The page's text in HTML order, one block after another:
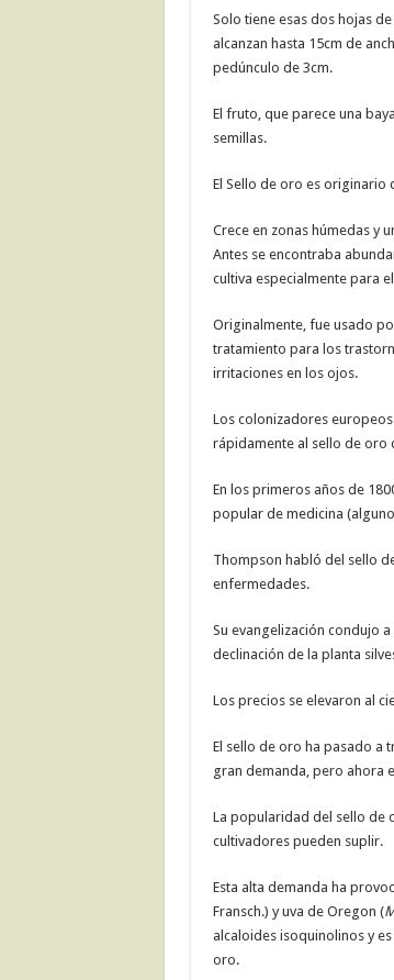
Solo tiene esas dos hojas
alcanzan hasta 15cm de
pedúnculo de 3cm.
El fruto, que parece una
semillas.
El Sello de oro es originario
Crece en zonas húmedas y
Antes se encontraba
cultiva especialmente para
Originalmente, fue usado
tratamiento para los
irritaciones en los ojos.
Los colonizadores
rápidamente al sello de oro
En los primeros años de
popular de medicina
Thompson habló del sello
enfermedades.
Su evangelización condujo
declinación de la planta
Los precios se elevaron al
El sello de oro ha pasado a
gran demanda, pero ahora
La popularidad del sello de
cultivadores pueden suplir.
Esta alta demanda ha
Fransch.) y uva de Oregon (
alcaloides isoquinolinos y
oro.